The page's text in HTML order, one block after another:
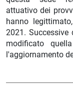
attuativo dei
hanno
2021. Successive
modificato
l'aggiornamento